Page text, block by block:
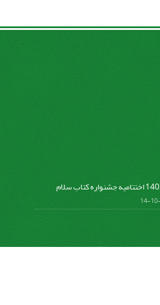
پنج شنبه 14 دی ماه 1402 اختتامیه جشنواره کتاب سلام